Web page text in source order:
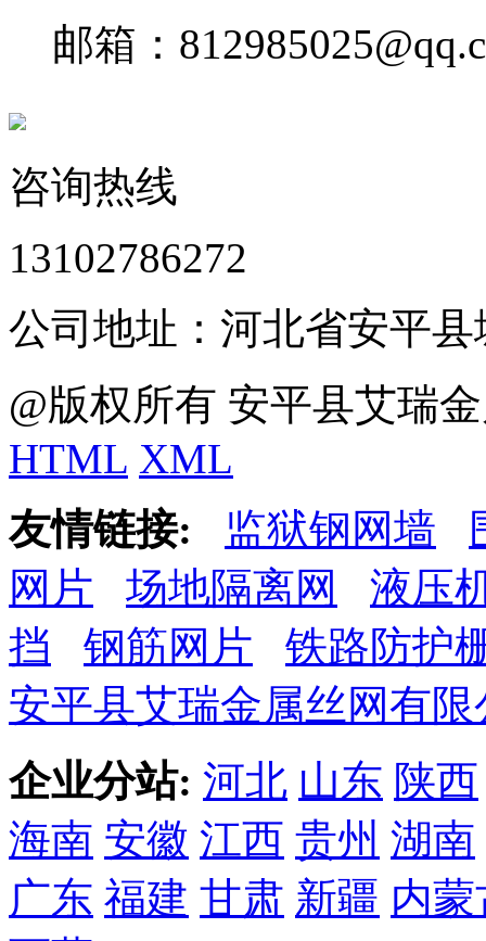
邮箱：
咨询热线
13102786272
公司地址：河北省安平
@版权所有 安平县艾瑞
HTML XML
友情链接:
监狱钢网墙
网片
场地隔离网
液压
挡
钢筋网片
铁路防护
安平县艾瑞金属丝网有限
企业分站: 河北 山东 陕西
海南 安徽 江西 贵州 湖南
广东 福建 甘肃 新疆 内蒙